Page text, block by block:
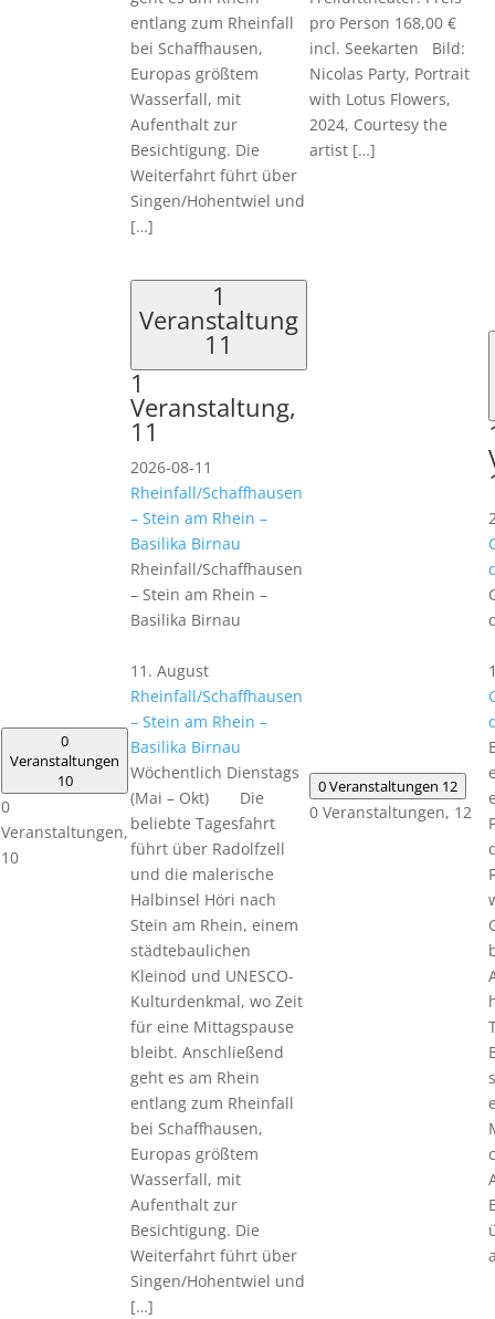
entlang zum Rheinfall
bei Schaffhausen,
Europas größtem
Wasserfall, mit
Aufenthalt zur
Besichtigung. Die
Weiterfahrt führt über
Singen/Hohentwiel und
[…]
pro Person 168,00 €
incl. Seekarten Bild:
Nicolas Party, Portrait
with Lotus Flowers,
2024, Courtesy the
artist […]
0
Veranstaltungen
10
0
Veranstaltungen,
10
1
Veranstaltung
11
1
Veranstaltung,
11
2026-08-11
Rheinfall/Schaffhausen
– Stein am Rhein –
Basilika Birnau
Rheinfall/Schaffhausen
– Stein am Rhein –
Basilika Birnau
11. August
Rheinfall/Schaffhausen
– Stein am Rhein –
Basilika Birnau
Wöchentlich Dienstags
(Mai – Okt) Die
beliebte Tagesfahrt
führt über Radolfzell
und die malerische
Halbinsel Höri nach
Stein am Rhein, einem
städtebaulichen
Kleinod und UNESCO-
Kulturdenkmal, wo Zeit
für eine Mittagspause
bleibt. Anschließend
geht es am Rhein
entlang zum Rheinfall
bei Schaffhausen,
Europas größtem
Wasserfall, mit
Aufenthalt zur
Besichtigung. Die
Weiterfahrt führt über
Singen/Hohentwiel und
[…]
0 Veranstaltungen 12
0 Veranstaltungen, 12